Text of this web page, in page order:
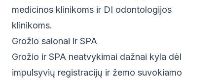
medicinos klinikoms ir DI odontologijos
klinikoms.
Grožio salonai ir SPA
Grožio ir SPA neatvykimai dažnai kyla dėl
impulsyvių registracijų ir žemo suvokiamo